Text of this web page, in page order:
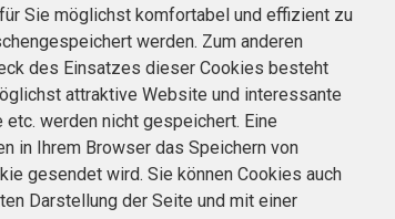
Sie möglichst komfortabel und effizient zu
werden. Zum anderen
des Einsatzes dieser Cookies besteht
attraktive Website und interessante
werden nicht gespeichert. Eine
in Ihrem Browser das Speichern von
gesendet wird. Sie können Cookies auch
Darstellung der Seite und mit einer